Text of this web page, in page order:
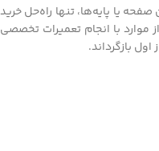
یا پایه‌ها، تنها راه‌حل خرید
موارد با انجام تعمیرات تخصصی
بازگرداند.